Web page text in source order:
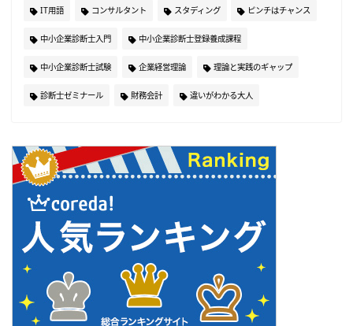
IT用語 コンサルタント スタディング ピンチはチャンス
中小企業診断士入門 中小企業診断士登録養成課程
中小企業診断士試験 企業経営理論 理論と実践のギャップ
診断士ゼミナール 財務会計 違いがわかる大人